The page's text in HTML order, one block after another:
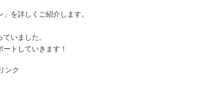
を詳しくご紹介します。
いました。
トしていきます！
ンク